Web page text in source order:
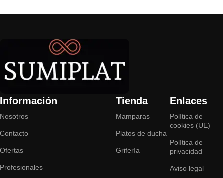
Información
Nosotros
Contacto
Ofertas
Profesionales
Tienda
Mamparas
Platos de ducha
Grifería
Enlaces
Política de
cookies (UE)
Política de
privacidad
Aviso legal